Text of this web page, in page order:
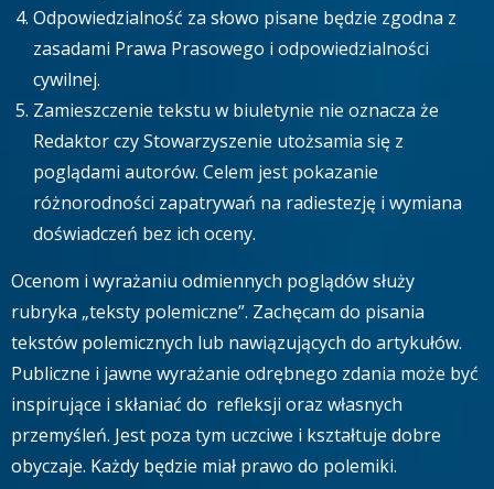
Odpowiedzialność za słowo pisane będzie zgodna z
zasadami Prawa Prasowego i odpowiedzialności
cywilnej.
Zamieszczenie tekstu w biuletynie nie oznacza że
Redaktor czy Stowarzyszenie utożsamia się z
poglądami autorów. Celem jest pokazanie
różnorodności zapatrywań na radiestezję i wymiana
doświadczeń bez ich oceny.
Ocenom i wyrażaniu odmiennych poglądów służy
rubryka „teksty polemiczne”. Zachęcam do pisania
tekstów polemicznych lub nawiązujących do artykułów.
Publiczne i jawne wyrażanie odrębnego zdania może być
inspirujące i skłaniać do refleksji oraz własnych
przemyśleń. Jest poza tym uczciwe i kształtuje dobre
obyczaje. Każdy będzie miał prawo do polemiki.